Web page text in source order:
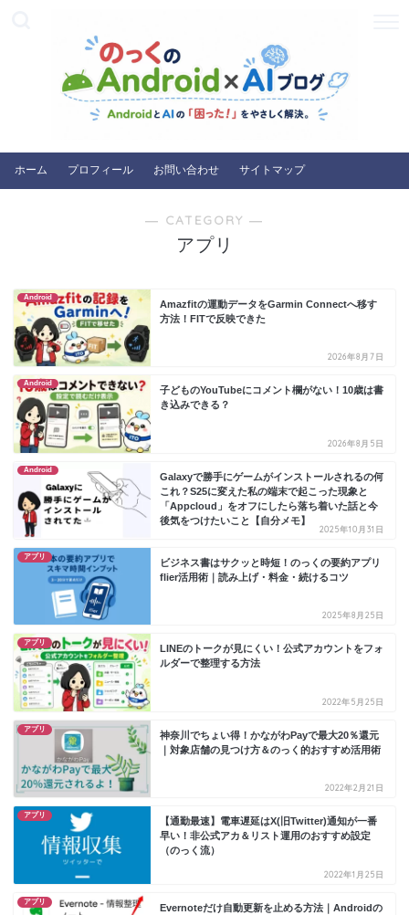
ホーム プロフィール お問い合わせ サイトマップ
― CATEGORY ―
アプリ
Android
Amazfitの運動データをGarmin Connectへ移す
方法！FITで反映できた
2026年8月7日
Android
子どものYouTubeにコメント欄がない！10歳は書
き込みできる？
2026年8月5日
Android
Galaxyで勝手にゲームがインストールされるの何
これ？S25に変えた私の端末で起こった現象と
「Appcloud」をオフにしたら落ち着いた話と今
後気をつけたいこと【自分メモ】
2025年10月31日
アプリ
ビジネス書はサクッと時短！のっくの要約アプリ
flier活用術｜読み上げ・料金・続けるコツ
2025年8月25日
アプリ
LINEのトークが見にくい！公式アカウントをフォ
ルダーで整理する方法
2022年5月25日
アプリ
神奈川でちょい得！かながわPayで最大20％還元
｜対象店舗の見つけ方＆のっく的おすすめ活用術
2022年2月21日
アプリ
【通勤最速】電車遅延はX(旧Twitter)通知が一番
早い！非公式アカ＆リスト運用のおすすめ設定
（のっく流）
2022年1月25日
アプリ
Evernoteだけ自動更新を止める方法｜Androidの